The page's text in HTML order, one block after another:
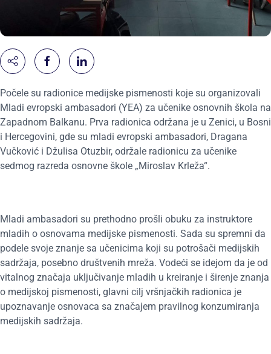
Počele su radionice medijske pismenosti koje su organizovali
Mladi evropski ambasadori (YEA) za učenike osnovnih škola na
Zapadnom Balkanu. Prva radionica održana je u Zenici, u Bosni
i Hercegovini, gde su mladi evropski ambasadori, Dragana
Vučković i Džulisa Otuzbir, održale radionicu za učenike
sedmog razreda osnovne škole „Miroslav Krleža“.
Mladi ambasadori su prethodno prošli obuku za instruktore
mladih o osnovama medijske pismenosti. Sada su spremni da
podele svoje znanje sa učenicima koji su potrošači medijskih
sadržaja, posebno društvenih mreža. Vodeći se idejom da je od
vitalnog značaja uključivanje mladih u kreiranje i širenje znanja
o medijskoj pismenosti, glavni cilj vršnjačkih radionica je
upoznavanje osnovaca sa značajem pravilnog konzumiranja
medijskih sadržaja.